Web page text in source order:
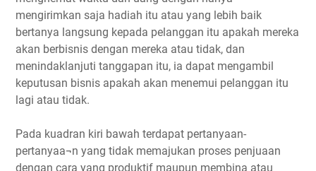
mengirimkan saja hadiah itu atau yang lebih baik
bertanya langsung kepada pelanggan itu apakah mereka
akan berbisnis dengan mereka atau tidak, dan
menindaklanjuti tanggapan itu, ia dapat mengambil
keputusan bisnis apakah akan menemui pelanggan itu
lagi atau tidak.
Pada kuadran kiri bawah terdapat pertanyaan-
pertanyaa¬n yang tidak memajukan proses penjuaan
dengan cara yang produktif maupun membina atau